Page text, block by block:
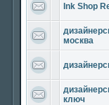
Ink Shop
москва
ключ